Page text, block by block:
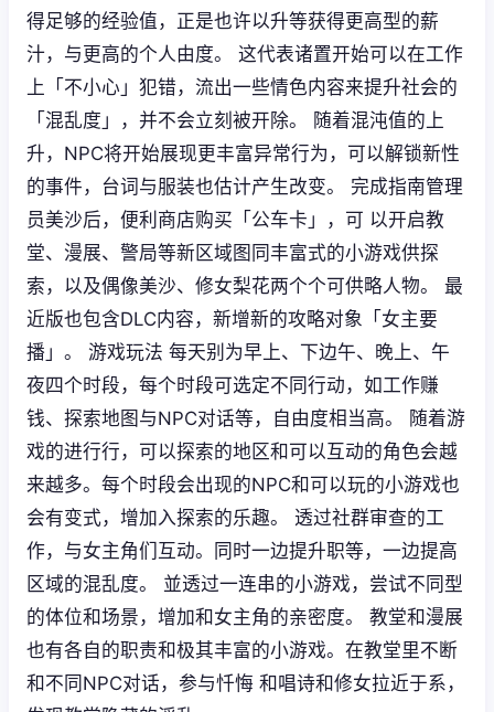
得足够的经验值，正是也许以升等获得更高型的薪
汁，与更高的个人由度。 这代表诸置开始可以在工作
上「不小心」犯错，流出一些情色内容来提升社会的
「混乱度」，并不会立刻被开除。 随着混沌值的上
升，NPC将开始展现更丰富异常行为，可以解锁新性
的事件，台词与服装也估计产生改变。 完成指南管理
员美沙后，便利商店购买「公车卡」，可 以开启教
堂、漫展、警局等新区域图同丰富式的小游戏供探
索，以及偶像美沙、修女梨花两个个可供略人物。 最
近版也包含DLC内容，新增新的攻略对象「女主要
播」。 游戏玩法 每天别为早上、下边午、晚上、午
夜四个时段，每个时段可选定不同行动，如工作赚
钱、探索地图与NPC对话等，自由度相当高。 随着游
戏的进行行，可以探索的地区和可以互动的角色会越
来越多。每个时段会出现的NPC和可以玩的小游戏也
会有变式，增加入探索的乐趣。 透过社群审查的工
作，与女主角们互动。同时一边提升职等，一边提高
区域的混乱度。 並透过一连串的小游戏，尝试不同型
的体位和场景，增加和女主角的亲密度。 教堂和漫展
也有各自的职责和极其丰富的小游戏。在教堂里不断
和不同NPC对话，参与忏悔 和唱诗和修女拉近于系，